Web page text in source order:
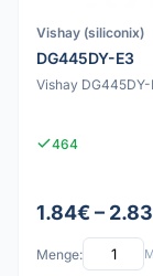
Vishay (siliconix)
DG445DY-E3
Vishay DG445DY-
464
1.84€ –
Menge: